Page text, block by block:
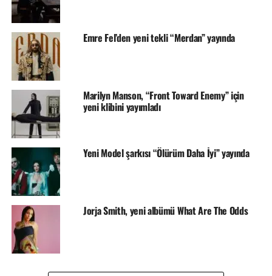
Emre Fel’den yeni tekli “Merdan” yayında
Marilyn Manson, “Front Toward Enemy” için
yeni klibini yayımladı
Yeni Model şarkısı “Ölürüm Daha İyi” yayında
Jorja Smith, yeni albümü What Are The Odds